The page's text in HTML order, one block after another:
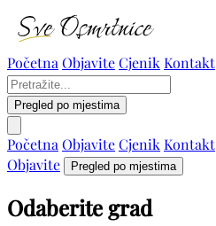
Početna ObjaviteCjenik Kontakt
Pregled po mjestima
Početna ObjaviteCjenik Kontakt
Objavite
Pregled po mjestima
Odaberite grad